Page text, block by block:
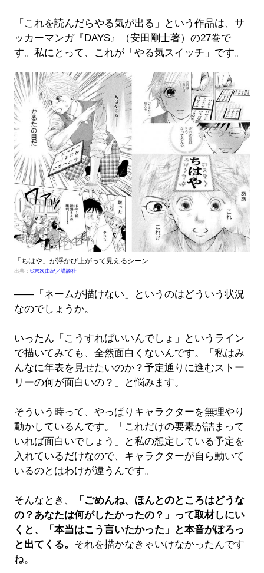
「これを読んだらやる気が出る」という作品は、サ
ッカーマンガ『DAYS』（安田剛士著）の27巻で
す。私にとって、これが「やる気スイッチ」です。
「ちはや」が浮かび上がって見えるシーン
出典： ©末次由紀／講談社
――「ネームが描けない」というのはどういう状況
なのでしょうか。
いったん「こうすればいいんでしょ」というライン
で描いてみても、全然面白くないんです。「私はみ
んなに年表を見せたいのか？予定通りに進むストー
リーの何が面白いの？」と悩みます。
そういう時って、やっぱりキャラクターを無理やり
動かしているんです。「これだけの要素が詰まって
いれば面白いでしょう」と私の想定している予定を
入れているだけなので、キャラクターが自ら動いて
いるのとはわけが違うんです。
そんなとき、
「ごめんね、ほんとのところはどうな
の？あなたは何がしたかったの？」って取材しにい
くと、「本当はこう言いたかった」と本音がぽろっ
と出てくる。 それを描かなきゃいけなかったんです
ね。